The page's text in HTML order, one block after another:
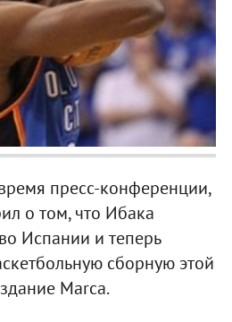
пресс-конференции,
о том, что Ибака
Испании и теперь
сборную этой
Marca.